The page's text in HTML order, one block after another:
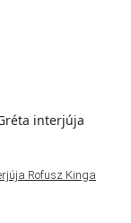
Rofusz Kinga